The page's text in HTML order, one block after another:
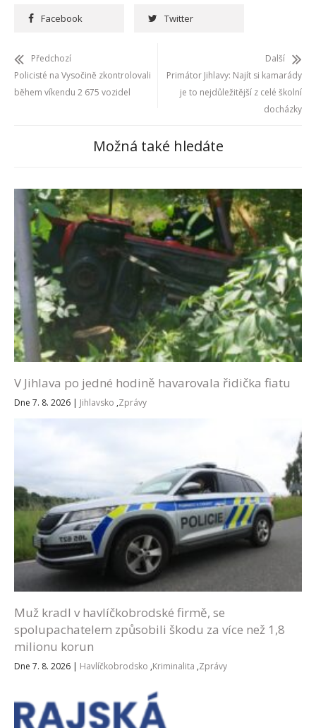
Facebook Twitter
Předchozí
Policisté na Vysočině zkontrolovali
během víkendu 2 675 vozidel
Další
Primátor Jihlavy: Najít si kamarády
je to nejdůležitější z celé školní
docházky
Možná také hledáte
V Jihlava po jedné hodině havarovala řidička fiatu
Dne 7. 8. 2026 | Jihlavsko ,Zprávy
Muž kradl v havlíčkobrodské firmě, se
spolupachatelem způsobili škodu za více než 1,8
milionu korun
Dne 7. 8. 2026 | Havlíčkobrodsko ,Kriminalita ,Zprávy